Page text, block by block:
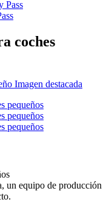
coches
un equipo de producción